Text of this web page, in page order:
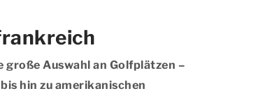
Auswahl an Golfplätzen –
hin zu amerikanischen